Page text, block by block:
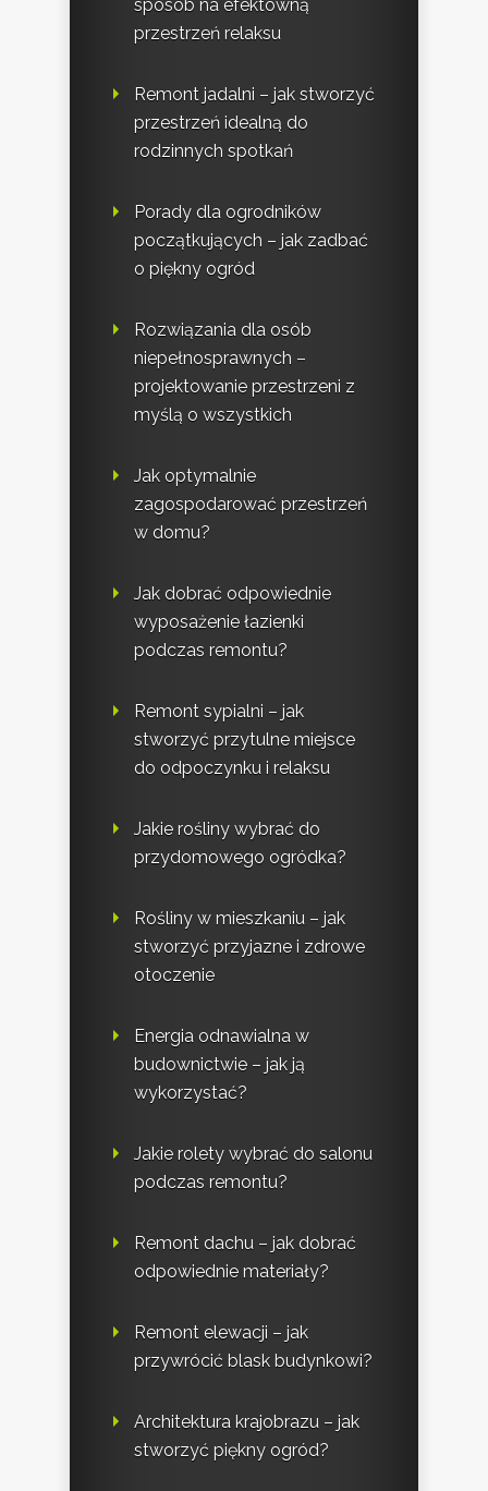
sposób na efektowną
przestrzeń relaksu
Remont jadalni – jak stworzyć
przestrzeń idealną do
rodzinnych spotkań
Porady dla ogrodników
początkujących – jak zadbać
o piękny ogród
Rozwiązania dla osób
niepełnosprawnych –
projektowanie przestrzeni z
myślą o wszystkich
Jak optymalnie
zagospodarować przestrzeń
w domu?
Jak dobrać odpowiednie
wyposażenie łazienki
podczas remontu?
Remont sypialni – jak
stworzyć przytulne miejsce
do odpoczynku i relaksu
Jakie rośliny wybrać do
przydomowego ogródka?
Rośliny w mieszkaniu – jak
stworzyć przyjazne i zdrowe
otoczenie
Energia odnawialna w
budownictwie – jak ją
wykorzystać?
Jakie rolety wybrać do salonu
podczas remontu?
Remont dachu – jak dobrać
odpowiednie materiały?
Remont elewacji – jak
przywrócić blask budynkowi?
Architektura krajobrazu – jak
stworzyć piękny ogród?